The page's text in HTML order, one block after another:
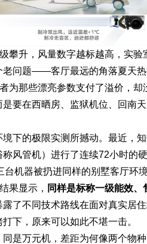
攀升，风量数字越标越高，实
问题——客厅最远的角落夏天
为那些漂亮参数支付了溢价，
要在西晒房、监狱机位、回南
下的极限实测所撼动。最近，
风管机）进行了连续72小时的
机器被扔进同样的别墅客厅环
果显示， 同样是标称一级能效
露了不同技术路线在面对真实
下，原来可以如此不堪一击。
是万元机，差距为何像两个物